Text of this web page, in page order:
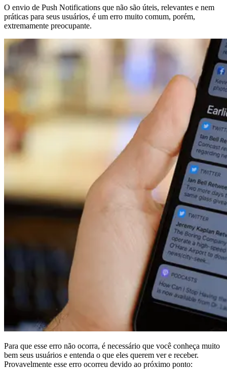
O envio de Push Notifications que não são úteis, relevantes e nem
práticas para seus usuários, é um erro muito comum, porém,
extremamente preocupante.
Para que esse erro não ocorra, é necessário que você conheça muito
bem seus usuários e entenda o que eles querem ver e receber.
Provavelmente esse erro ocorreu devido ao próximo ponto: